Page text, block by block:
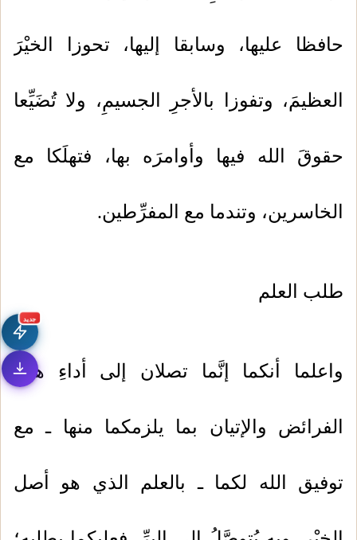
جديد
حافظا عليها، وسابقا إليها، تحوزا الخيْرَ
العظيمَ، وتفوزا بالأجرِ الجسيمِ، ولا تُضَيِّعا
حقوقَ الله فيها وأوامرَه بها، فتهلَكا مع
الخاسرين، وتندما مع المفرِّطين.
طلب العلم
واعلما أنكما إنَّما تصلان إلى أداءِ هذه
الفرائض والإتيان بما يلزمكما منها ـ مع
توفيق الله لكما ـ بالعلم الذي هو أصل